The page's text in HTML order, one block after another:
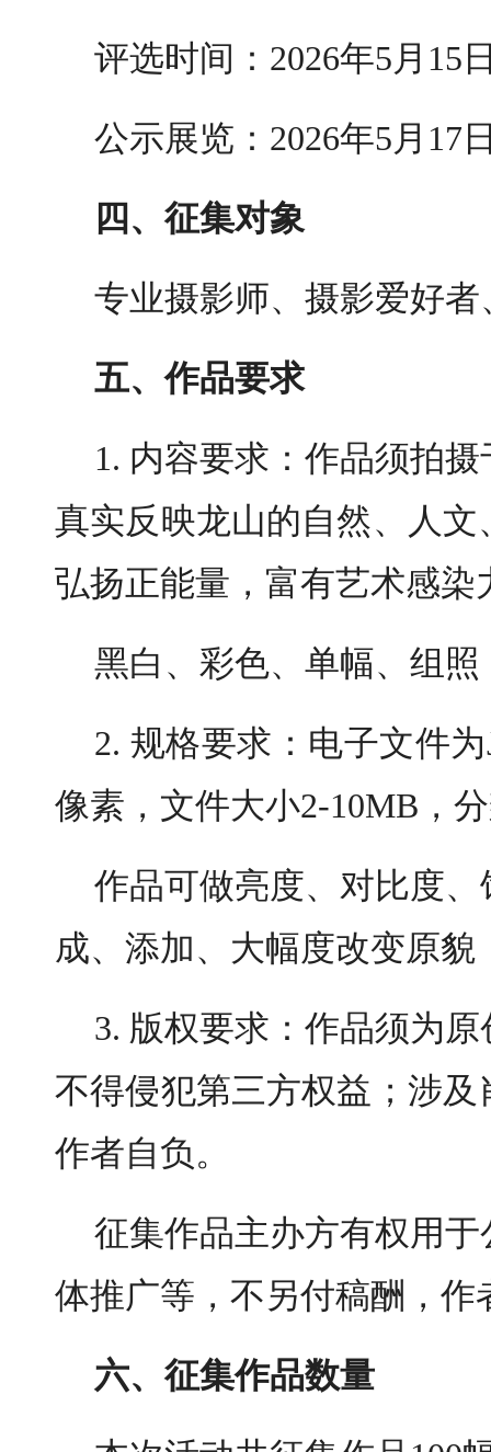
评选时间：2026年5月15
公示展览：2026年5月17
四、征集对象
专业摄影师、摄影爱好
五、作品要求
1. 内容要求：作品须拍
真实反映龙山的自然、人
弘扬正能量，富有艺术感染
黑白、彩色、单幅、组
2. 规格要求：电子文件
像素，文件大小2-10MB，
作品可做亮度、对比度
成、添加、大幅度改变原
3. 版权要求：作品须为
不得侵犯第三方权益；涉
作者自负。
征集作品主办方有权用
体推广等，不另付稿酬，作
六、征集作品数量